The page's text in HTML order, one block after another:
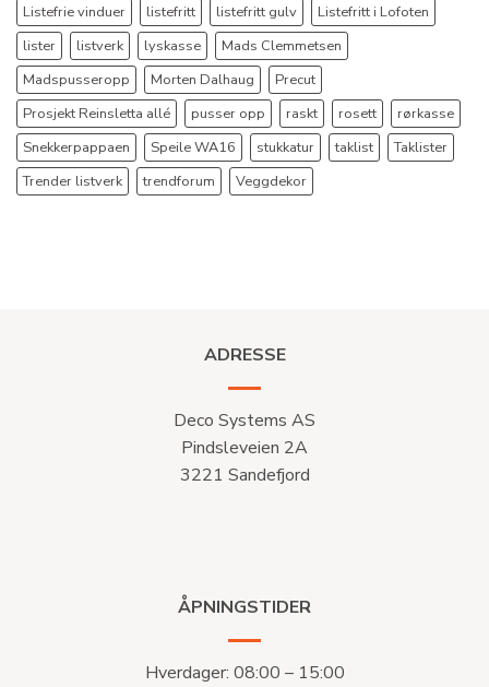
Listefrie vinduer
listefritt listefritt gulv
Listefritt i Lofoten
lister
listverk lyskasse
Mads Clemmetsen
Madspusseropp
Morten Dalhaug
Precut
Prosjekt Reinsletta allé
pusser opp raskt rosett
rørkasse
Snekkerpappaen
Speile WA16 stukkatur taklist
Taklister
Trender listverk
trendforum Veggdekor
ADRESSE
Deco Systems AS
Pindsleveien 2A
3221 Sandefjord
ÅPNINGSTIDER
Hverdager: 08:00 – 15:00